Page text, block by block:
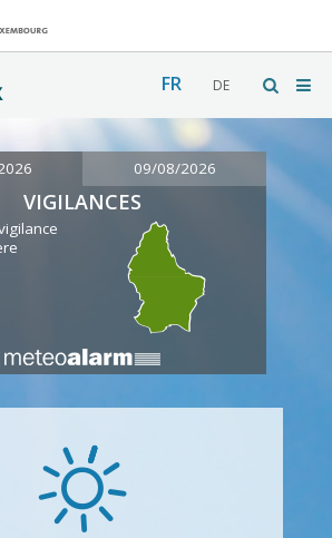
FR DE
09/08/2026
VIGILANCES